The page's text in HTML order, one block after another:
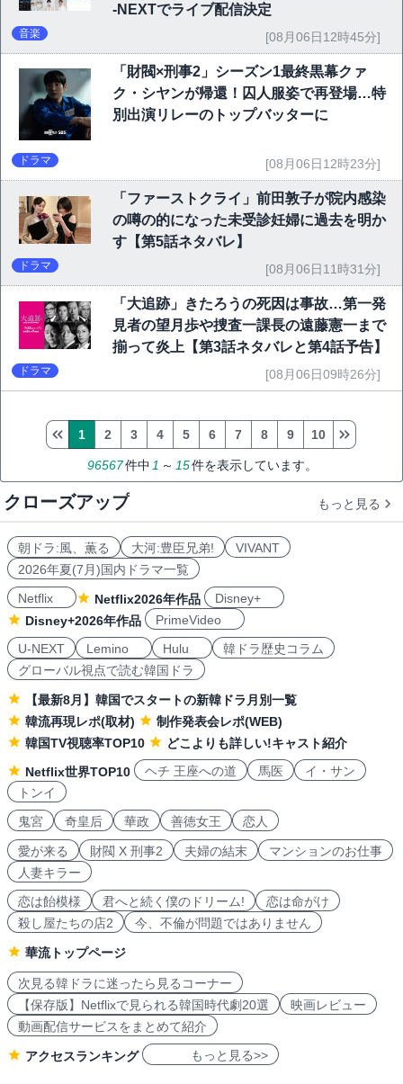
-NEXTでライブ配信決定
音楽 [08月06日12時45分]
「財閥×刑事2」シーズン1最終黒幕クァ
ク・シヤンが帰還！囚人服姿で再登場…特
別出演リレーのトップバッターに
ドラマ [08月06日12時23分]
「ファーストクライ」前田敦子が院内感染
の噂の的になった未受診妊婦に過去を明か
す【第5話ネタバレ】
ドラマ [08月06日11時31分]
「大追跡」きたろうの死因は事故…第一発
見者の望月歩や捜査一課長の遠藤憲一まで
揃って炎上【第3話ネタバレと第4話予告】
ドラマ [08月06日09時26分]
96567件中 1 ～ 15件を表示しています。
1 2 3 4 5 6 7 8 9 10
クローズアップ もっと見る
朝ドラ:風、薫る 大河:豊臣兄弟!
VIVANT
2026年夏(7月)国内ドラマ一覧
Netflix
Netflix2026年作品
Disney+
Disney+2026年作品
PrimeVideo
U-NEXT
Lemino Hulu
韓ドラ歴史コラム
グローバル視点で読む韓国ドラ
【最新8月】韓国でスタートの新韓ドラ月別一覧
韓流再現レポ(取材)
制作発表会レポ(WEB)
韓国TV視聴率TOP10
どこよりも詳しい!キャスト紹介
Netflix世界TOP10
ヘチ 王座への道 馬医
イ・サン
トンイ
鬼宮
奇皇后 華政 善徳女王 恋人
愛が来る 財閥 X 刑事2 夫婦の結末
マンションのお仕事
人妻キラー
恋は飴模様
君へと続く僕のドリーム!
恋は命がけ
殺し屋たちの店2
今、不倫が問題ではありません
華流トップページ
次見る韓ドラに迷ったら見るコーナー
【保存版】Netflixで見られる韓国時代劇20選
映画レビュー
動画配信サービスをまとめて紹介
アクセスランキング もっと見る>>